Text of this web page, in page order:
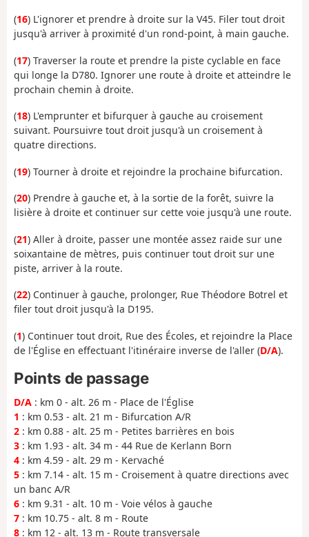
(16) L'ignorer et prendre à droite sur la V45. Filer tout droit
jusqu'à arriver à proximité d'un rond-point, à main gauche.
(17) Traverser la route et prendre la piste cyclable en face
qui longe la D780. Ignorer une route à droite et atteindre le
prochain chemin à droite.
(18) L'emprunter et bifurquer à gauche au croisement
suivant. Poursuivre tout droit jusqu'à un croisement à
quatre directions.
(19) Tourner à droite et rejoindre la prochaine bifurcation.
(20) Prendre à gauche et, à la sortie de la forêt, suivre la
lisière à droite et continuer sur cette voie jusqu'à une route.
(21) Aller à droite, passer une montée assez raide sur une
soixantaine de mètres, puis continuer tout droit sur une
piste, arriver à la route.
(22) Continuer à gauche, prolonger, Rue Théodore Botrel et
filer tout droit jusqu'à la D195.
(1) Continuer tout droit, Rue des Écoles, et rejoindre la Place
de l'Église en effectuant l'itinéraire inverse de l'aller (D/A).
Points de passage
D/A : km 0 - alt. 26 m - Place de l'Église
1 : km 0.53 - alt. 21 m - Bifurcation A/R
2 : km 0.88 - alt. 25 m - Petites barrières en bois
3 : km 1.93 - alt. 34 m - 44 Rue de Kerlann Born
4 : km 4.59 - alt. 29 m - Kervaché
5 : km 7.14 - alt. 15 m - Croisement à quatre directions avec
un banc A/R
6 : km 9.31 - alt. 10 m - Voie vélos à gauche
7 : km 10.75 - alt. 8 m - Route
8 : km 12 - alt. 13 m - Route transversale